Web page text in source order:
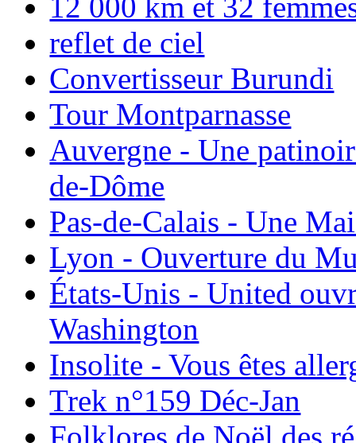
reflet de ciel
Convertisseur Burundi
Tour Montparnasse
Auvergne - Une
de-Dôme
Pas-de-Calais - Une
Lyon - Ouverture du
États-Unis - United
Washington
Insolite - Vous êtes
Trek n°159 Déc-Jan
Folklores de Noël des